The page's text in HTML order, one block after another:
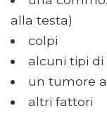
alla testa)
colpi
alcuni tipi
un tumore
altri fattori